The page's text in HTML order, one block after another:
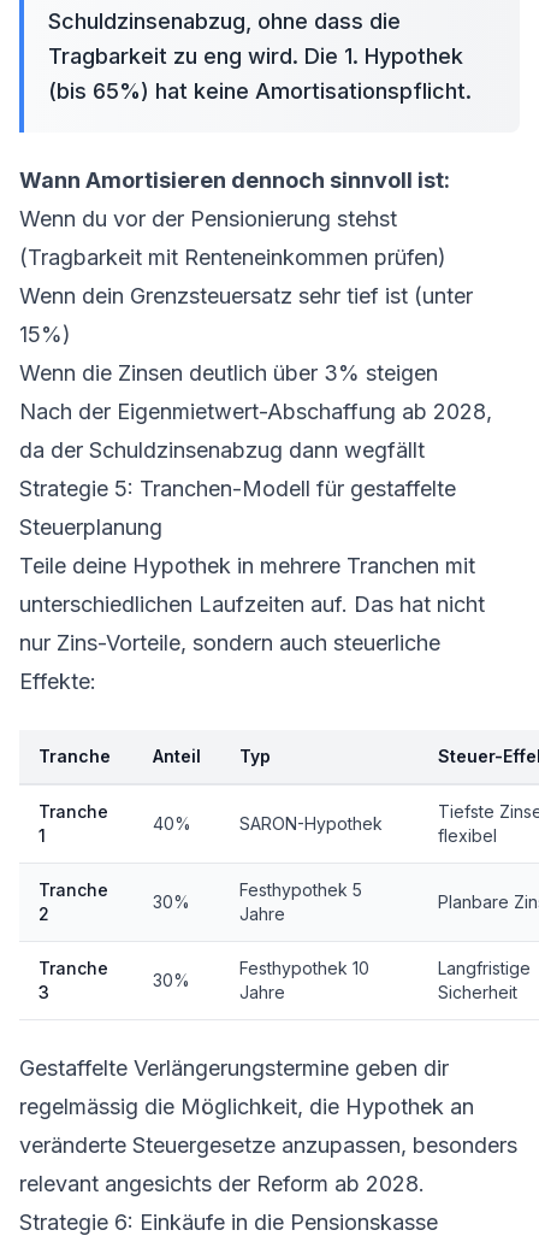
Schuldzinsenabzug, ohne dass die
Tragbarkeit zu eng wird. Die 1. Hypothek
(bis 65%) hat keine Amortisationspflicht.
Wann Amortisieren dennoch sinnvoll ist:
Wenn du vor der Pensionierung stehst
(Tragbarkeit mit Renteneinkommen prüfen)
Wenn dein Grenzsteuersatz sehr tief ist (unter
15%)
Wenn die Zinsen deutlich über 3% steigen
Nach der Eigenmietwert-Abschaffung ab 2028,
da der Schuldzinsenabzug dann wegfällt
Strategie 5: Tranchen-Modell für gestaffelte
Steuerplanung
Teile deine Hypothek in mehrere Tranchen mit
unterschiedlichen Laufzeiten auf. Das hat nicht
nur Zins-Vorteile, sondern auch steuerliche
Effekte:
Tranche Anteil Typ Steuer-
Tranche
1
40% SARON-Hypothek
Tiefste
flexibel
Tranche
2
30%
Festhypothek 5
Jahre
Planbare
Tranche
3
30%
Festhypothek 10
Jahre
Langfristige
Sicherheit
Gestaffelte Verlängerungstermine geben dir
regelmässig die Möglichkeit, die Hypothek an
veränderte Steuergesetze anzupassen, besonders
relevant angesichts der Reform ab 2028.
Strategie 6: Einkäufe in die Pensionskasse